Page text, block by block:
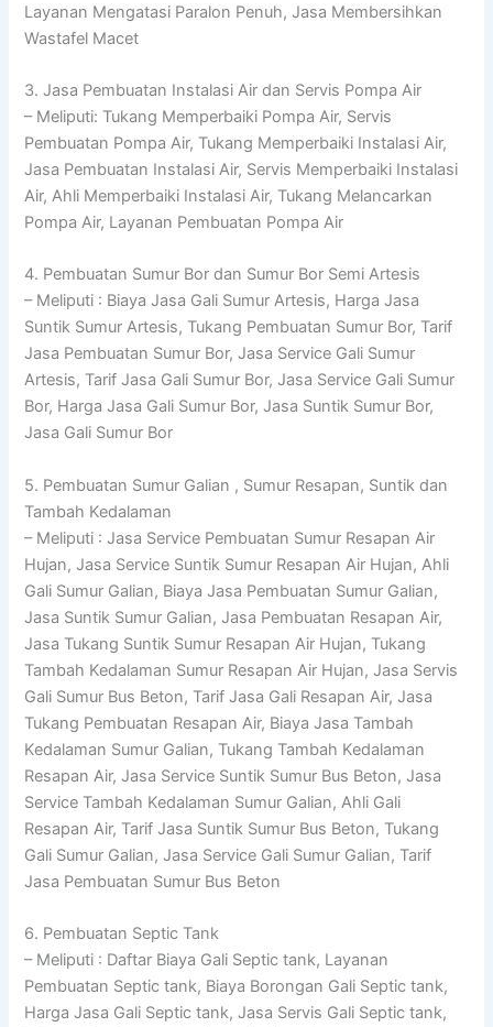
Layanan Mengatasi Paralon Penuh, Jasa Membersihkan
Wastafel Macet
3. Jasa Pembuatan Instalasi Air dan Servis Pompa Air
– Meliputi: Tukang Memperbaiki Pompa Air, Servis
Pembuatan Pompa Air, Tukang Memperbaiki Instalasi Air,
Jasa Pembuatan Instalasi Air, Servis Memperbaiki Instalasi
Air, Ahli Memperbaiki Instalasi Air, Tukang Melancarkan
Pompa Air, Layanan Pembuatan Pompa Air
4. Pembuatan Sumur Bor dan Sumur Bor Semi Artesis
– Meliputi : Biaya Jasa Gali Sumur Artesis, Harga Jasa
Suntik Sumur Artesis, Tukang Pembuatan Sumur Bor, Tarif
Jasa Pembuatan Sumur Bor, Jasa Service Gali Sumur
Artesis, Tarif Jasa Gali Sumur Bor, Jasa Service Gali Sumur
Bor, Harga Jasa Gali Sumur Bor, Jasa Suntik Sumur Bor,
Jasa Gali Sumur Bor
5. Pembuatan Sumur Galian , Sumur Resapan, Suntik dan
Tambah Kedalaman
– Meliputi : Jasa Service Pembuatan Sumur Resapan Air
Hujan, Jasa Service Suntik Sumur Resapan Air Hujan, Ahli
Gali Sumur Galian, Biaya Jasa Pembuatan Sumur Galian,
Jasa Suntik Sumur Galian, Jasa Pembuatan Resapan Air,
Jasa Tukang Suntik Sumur Resapan Air Hujan, Tukang
Tambah Kedalaman Sumur Resapan Air Hujan, Jasa Servis
Gali Sumur Bus Beton, Tarif Jasa Gali Resapan Air, Jasa
Tukang Pembuatan Resapan Air, Biaya Jasa Tambah
Kedalaman Sumur Galian, Tukang Tambah Kedalaman
Resapan Air, Jasa Service Suntik Sumur Bus Beton, Jasa
Service Tambah Kedalaman Sumur Galian, Ahli Gali
Resapan Air, Tarif Jasa Suntik Sumur Bus Beton, Tukang
Gali Sumur Galian, Jasa Service Gali Sumur Galian, Tarif
Jasa Pembuatan Sumur Bus Beton
6. Pembuatan Septic Tank
– Meliputi : Daftar Biaya Gali Septic tank, Layanan
Pembuatan Septic tank, Biaya Borongan Gali Septic tank,
Harga Jasa Gali Septic tank, Jasa Servis Gali Septic tank,